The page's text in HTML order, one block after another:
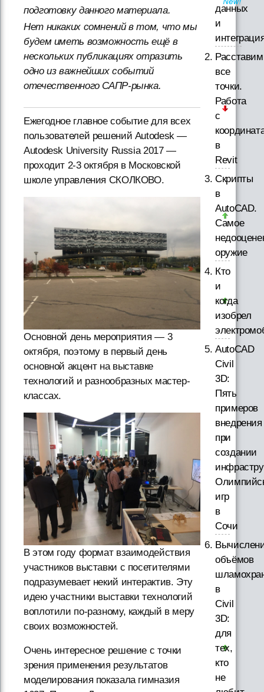
подготовку данного материала.
Нет никаких сомнений в том, что мы
будем иметь возможность ещё в
нескольких публикациях отразить
одно из важнейших событий
отечественного САПР-рынка.
Ежегодное главное событие для всех
пользователей решений Autodesk —
Autodesk University Russia 2017 —
проходит 2-3 октября в Московской
школе управления СКОЛКОВО.
Основной день мероприятия — 3
октября, поэтому в первый день
основной акцент на выставке
технологий и разнообразных мастер-
классах.
В этом году формат взаимодействия
участников выставки с посетителями
подразумевает некий интерактив. Эту
идею участники выставки технологий
воплотили по-разному, каждый в меру
своих возможностей.
Очень интересное решение с точки
зрения применения результатов
моделирования показала гимназия
данных
и
Расставим
все
точки.
Работа
с
в
Revit
Скрипты
в
AutoCAD.
Самое
оружие
Кто
и
когда
изобрел
AutoCAD
Civil
3D:
Пять
примеров
внедрения
при
создании
игр
в
Сочи
объёмов
в
Civil
3D:
для
тех,
кто
не